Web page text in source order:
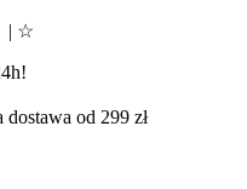
| ☆
od 299 zł